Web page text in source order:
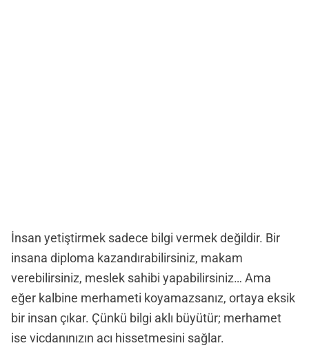
İnsan yetiştirmek sadece bilgi vermek değildir. Bir
insana diploma kazandırabilirsiniz, makam
verebilirsiniz, meslek sahibi yapabilirsiniz… Ama
eğer kalbine merhameti koyamazsanız, ortaya eksik
bir insan çıkar. Çünkü bilgi aklı büyütür; merhamet
ise vicdanınızın acı hissetmesini sağlar.